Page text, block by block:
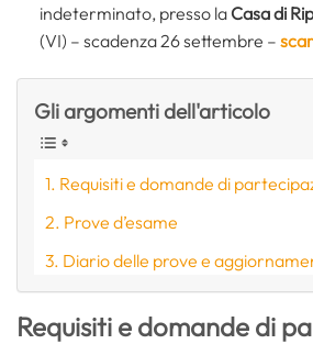
indeterminato, presso la Casa di
(VI) – scadenza 26 settembre –
Gli argomenti dell'articolo
Requisiti e domande di
Prove d’esame
Diario delle prove e
Requisiti e domande di